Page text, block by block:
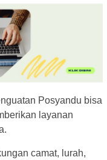
Posyandu bisa
layanan
camat, lurah,